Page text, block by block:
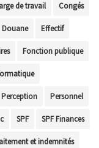
de travail Congés
Douane Effectif
Fonction publique
Perception Personnel
SPF SPF Finances
et indemnités